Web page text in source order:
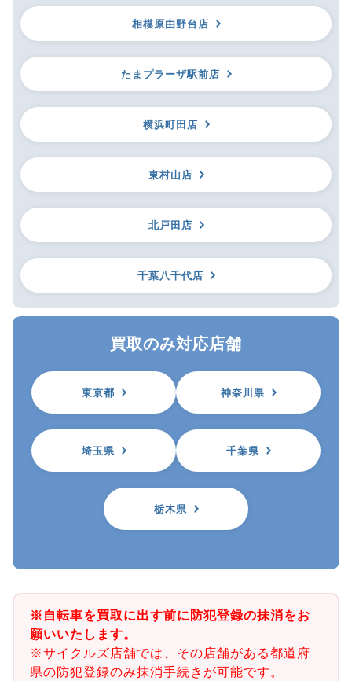
相模原由野台店
たまプラーザ駅前店
横浜町田店
東村山店
北戸田店
千葉八千代店
買取のみ対応店舗
東京都 神奈川県
埼玉県 千葉県
栃木県
※自転車を買取に出す前に防犯登録の抹消をお
願いいたします。
※サイクルズ店舗では、その店舗がある都道府
県の防犯登録のみ抹消手続きが可能です。